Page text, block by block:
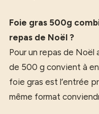
Foie gras 500g
repas de Noël ?
Pour un repas de Noël
de 500 g convient à
foie gras est l’entrée
même format